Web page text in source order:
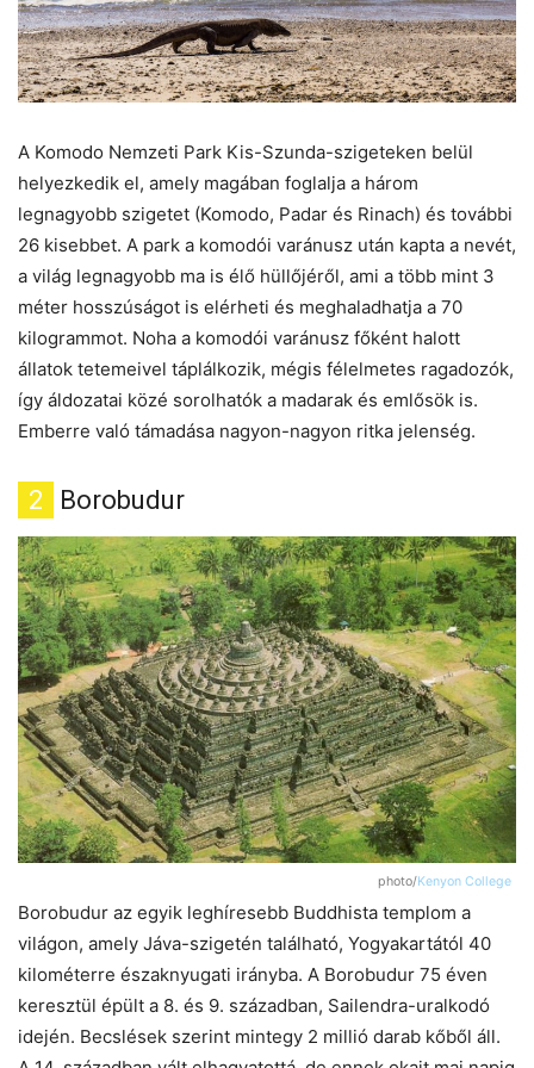
A Komodo Nemzeti Park Kis-Szunda-szigeteken belül
helyezkedik el, amely magában foglalja a három
legnagyobb szigetet (Komodo, Padar és Rinach) és további
26 kisebbet. A park a komodói varánusz után kapta a nevét,
a világ legnagyobb ma is élő hüllőjéről, ami a több mint 3
méter hosszúságot is elérheti és meghaladhatja a 70
kilogrammot. Noha a komodói varánusz főként halott
állatok tetemeivel táplálkozik, mégis félelmetes ragadozók,
így áldozatai közé sorolhatók a madarak és emlősök is.
Emberre való támadása nagyon-nagyon ritka jelenség.
2 Borobudur
photo/Kenyon College
Borobudur az egyik leghíresebb Buddhista templom a
világon, amely Jáva-szigetén található, Yogyakartától 40
kilométerre északnyugati irányba. A Borobudur 75 éven
keresztül épült a 8. és 9. században, Sailendra-uralkodó
idején. Becslések szerint mintegy 2 millió darab kőből áll.